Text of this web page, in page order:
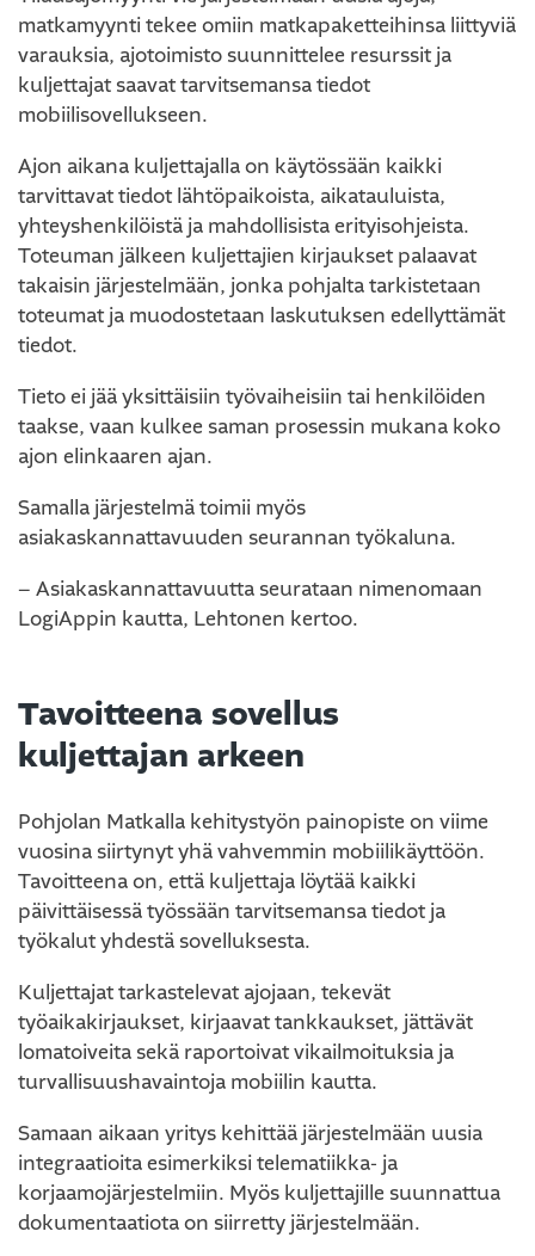
matkamyynti tekee omiin matkapaketteihinsa liittyviä
varauksia, ajotoimisto suunnittelee resurssit ja
kuljettajat saavat tarvitsemansa tiedot
mobiilisovellukseen.
Ajon aikana kuljettajalla on käytössään kaikki
tarvittavat tiedot lähtöpaikoista, aikatauluista,
yhteyshenkilöistä ja mahdollisista erityisohjeista.
Toteuman jälkeen kuljettajien kirjaukset palaavat
takaisin järjestelmään, jonka pohjalta tarkistetaan
toteumat ja muodostetaan laskutuksen edellyttämät
tiedot.
Tieto ei jää yksittäisiin työvaiheisiin tai henkilöiden
taakse, vaan kulkee saman prosessin mukana koko
ajon elinkaaren ajan.
Samalla järjestelmä toimii myös
asiakaskannattavuuden seurannan työkaluna.
– Asiakaskannattavuutta seurataan nimenomaan
LogiAppin kautta, Lehtonen kertoo.
Tavoitteena sovellus
kuljettajan arkeen
Pohjolan Matkalla kehitystyön painopiste on viime
vuosina siirtynyt yhä vahvemmin mobiilikäyttöön.
Tavoitteena on, että kuljettaja löytää kaikki
päivittäisessä työssään tarvitsemansa tiedot ja
työkalut yhdestä sovelluksesta.
Kuljettajat tarkastelevat ajojaan, tekevät
työaikakirjaukset, kirjaavat tankkaukset, jättävät
lomatoiveita sekä raportoivat vikailmoituksia ja
turvallisuushavaintoja mobiilin kautta.
Samaan aikaan yritys kehittää järjestelmään uusia
integraatioita esimerkiksi telematiikka- ja
korjaamojärjestelmiin. Myös kuljettajille suunnattua
dokumentaatiota on siirretty järjestelmään.